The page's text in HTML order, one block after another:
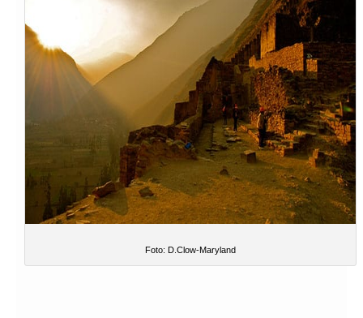
Foto: D.Clow-Maryland